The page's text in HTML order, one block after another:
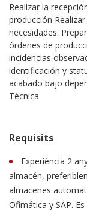
Realizar la
producción
necesidades.
órdenes de
incidencias
identificación y
acabado bajo
Técnica
Requisits
Experiència 2
almacén,
almacenes
Ofimática y SAP.